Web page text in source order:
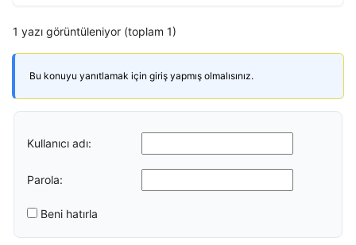
1 yazı görüntüleniyor (toplam 1)
Bu konuyu yanıtlamak için giriş yapmış olmalısınız.
Kullanıcı adı:
Parola:
Beni hatırla